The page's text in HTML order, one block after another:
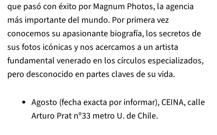
que pasó con éxito por Magnum Photos, la agencia
más importante del mundo. Por primera vez
conocemos su apasionante biografía, los secretos de
sus fotos icónicas y nos acercamos a un artista
fundamental venerado en los círculos especializados,
pero desconocido en partes claves de su vida.
Agosto (fecha exacta por informar), CEINA, calle
Arturo Prat nº33 metro U. de Chile.